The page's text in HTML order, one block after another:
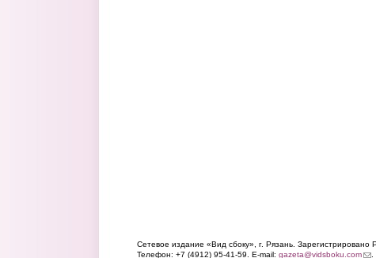
Сетевое издание «Вид сбоку», г. Рязань.
Телефон: +7 (4912) 95-41-59. E-mail: gazeta@vidsboku.com .